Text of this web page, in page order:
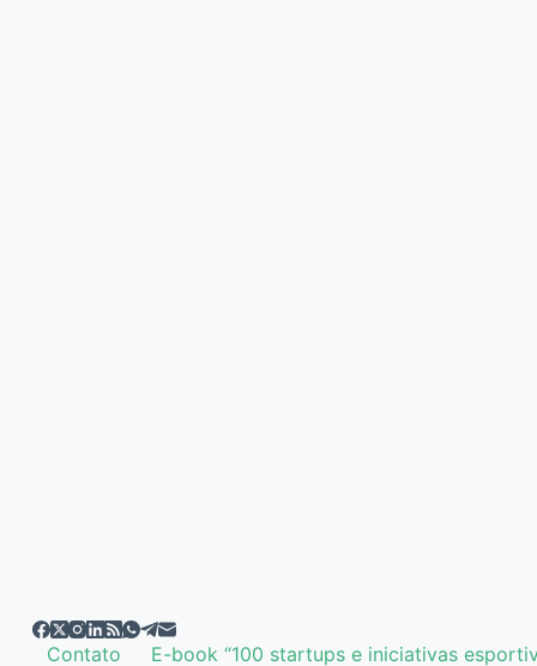
Contato E-book “100 startups e iniciativas